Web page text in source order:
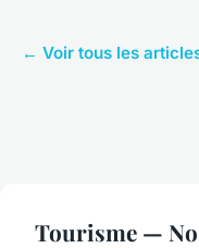
← Voir tous les
Tourisme —